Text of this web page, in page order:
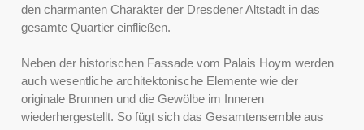
den charmanten Charakter der Dresdener Altstadt in das
gesamte Quartier einfließen.
Neben der historischen Fassade vom Palais Hoym werden
auch wesentliche architektonische Elemente wie der
originale Brunnen und die Gewölbe im Inneren
wiederhergestellt. So fügt sich das Gesamtensemble aus